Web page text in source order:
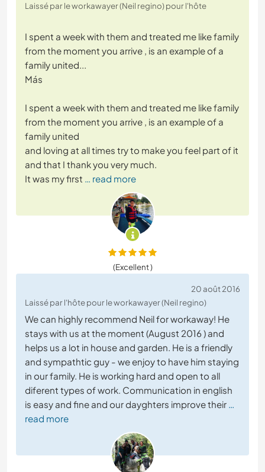
Laissé par le workawayer (Neil regino) pour l'hôte
I spent a week with them and treated me like family
from the moment you arrive , is an example of a
family united...
Más
I spent a week with them and treated me like family
from the moment you arrive , is an example of a
family united
and loving at all times try to make you feel part of it
and that I thank you very much.
It was my first … read more
(Excellent )
20 août 2016
Laissé par l'hôte pour le workawayer (Neil regino)
We can highly recommend Neil for workaway! He
stays with us at the moment (August 2016 ) and
helps us a lot in house and garden. He is a friendly
and sympathtic guy - we enjoy to have him staying
in our family. He is working hard and open to all
diferent types of work. Communication in english
is easy and fine and our dayghters improve their …
read more